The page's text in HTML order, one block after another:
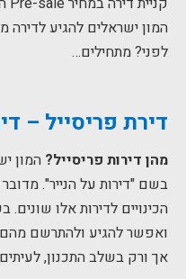
המון ישראלים להגיע
לפני? מתחילים…
דירת פריסייל –
מהן דירות פריסייל? המון
בשם "דירות על הנייר".
הכינויים לדירות אלו
ואפשר להגיע ולהתרשם מהם,
אך ורק בשלב התכנון,